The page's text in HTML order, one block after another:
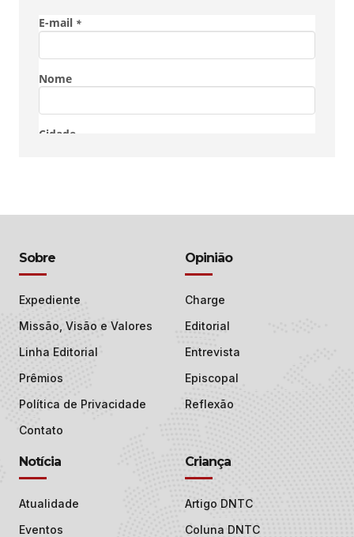
Sobre
Expediente
Missão, Visão e Valores
Linha Editorial
Prêmios
Política de Privacidade
Contato
Opinião
Charge
Editorial
Entrevista
Episcopal
Reflexão
Notícia
Atualidade
Eventos
Criança
Artigo DNTC
Coluna DNTC